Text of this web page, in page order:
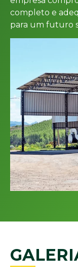
completo e
para um futuro